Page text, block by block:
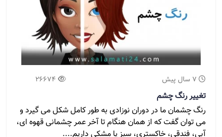
7 سال پیش 26674
تغییر رنگ چشم
رنگ چشمان ما در دوران نوزادی به طور کامل شکل می گیرد و
می توان گفت که از همان هنگام تا آخر عمر چشمانی قهوه ای،
آبی، فندقی، خاکستری، سبز یا مشکی داریم....